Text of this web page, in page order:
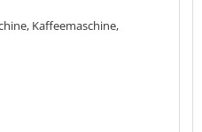
Kaffeemaschine,